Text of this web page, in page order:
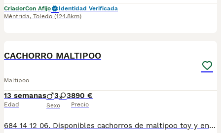
CriadorCon Afijo
Identidad Verificada
Méntrida, Toledo (124.8km)
CACHORRO MALTIPOO
Maltipoo
13 semanas
Edad
3 3
Sexo
890 €
Precio
684 14 12 06. Disponibles cachorros de maltipoo toy y enano en color apricot, 100% puros, con su certificado de pureza. Cachorros nacionales, criados en ambiente familiar, con mas de 15 años de experiencia. Calidad excelente, muy buen carácter y una perfecta morfología. Se entregan vacunados, desparasitados, con cartilla sanitaria, chip, pasaporte, contrato de compraventa y garantías víricas y congénitas por escrito. No busques más, ponte en contacto con nosotros a través de WhatsApp o llamadas en el 684 14 12 06 o encuéntranos en Instagram en @mascotas_ops